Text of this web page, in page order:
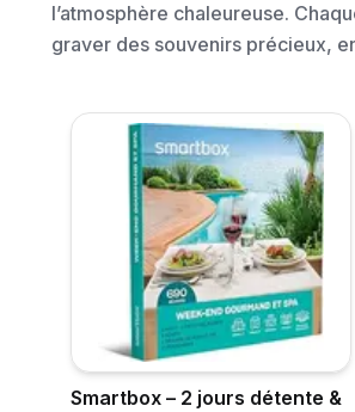
l’atmosphère chaleureuse.
graver des souvenirs précieux,
Smartbox – 2 jours détente &